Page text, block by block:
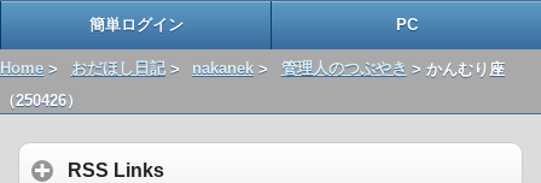
簡単ログイン PC
Home > おだほし日記> nakanek > 管理人のつぶやき > かんむり座
（250426）
RSS Links